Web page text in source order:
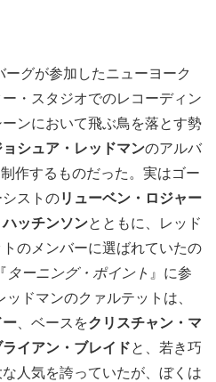
グが参加したニューヨーク
・スタジオでのレコーディン
ンにおいて飛ぶ鳥を落とす勢
ョシュア・レッドマンのアルバ
作するものだった。実はゴー
ストのリューベン・ロジャー
ッチンソンとともに、レッド
のメンバーに選ばれていたの
ターニング・ポイント 』に参
ドマンのクァルテットは、
ー、ベースをクリスチャン・マ
ライアン・ブレイドと、若き巧
人気を誇っていたが、ぼくは